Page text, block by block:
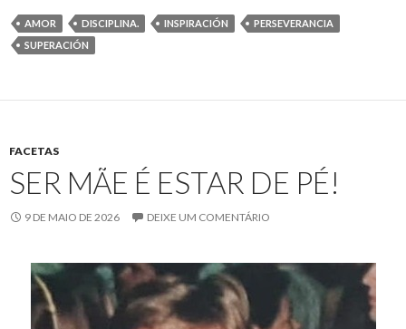
AMOR DISCIPLINA. INSPIRACIÓN
PERSEVERANCIA
SUPERACIÓN
FACETAS
SER MÃE É ESTAR DE PÉ!
9 DE MAIO DE 2026 DEIXE UM COMENTÁRIO